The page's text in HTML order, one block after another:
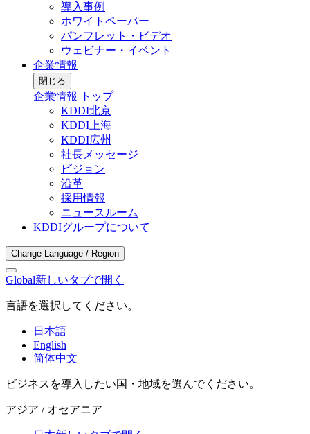
導入事例
ホワイトペーパー
パンフレット・ビデオ
ウェビナー・イベント
企業情報
閉じる
企業情報 トップ
KDDI北京
KDDI上海
KDDI広州
社長メッセージ
ビジョン
沿革
採用情報
ニュースルーム
KDDIグループについて
Change Language / Region
Global新しいタブで開く
言語を選択してください。
日本語
English
简体中文
ビジネスを導入したい国・地域を選んでください。
アジア / オセアニア